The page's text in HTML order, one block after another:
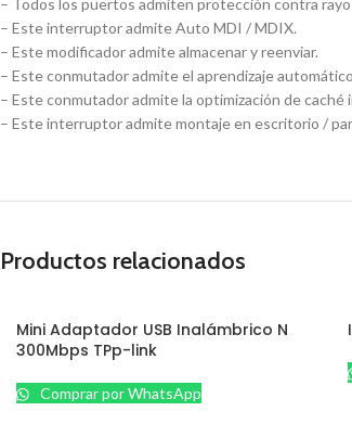
– Todos los puertos admiten protección contra
– Este interruptor admite Auto MDI / MDIX.
– Este modificador admite almacenar y reenviar.
– Este conmutador admite el aprendizaje
– Este conmutador admite la optimización de
– Este interruptor admite montaje en escritorio /
Productos relacionados
Mini Adaptador USB Inalámbrico N
300Mbps TPp-link
Comprar por WhatsApp